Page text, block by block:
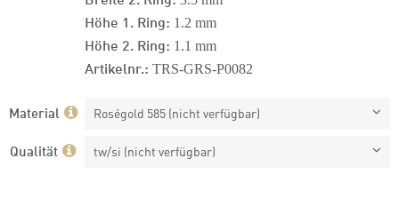
Höhe 1. Ring: 1.2 mm
Höhe 2. Ring: 1.1 mm
Artikelnr.: TRS-GRS-P0082
Material Roségold 585 (nicht verfügbar)
Qualität tw/si (nicht verfügbar)